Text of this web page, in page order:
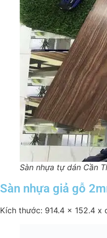
Sàn nhựa tự dán Cần
Sàn nhựa giả gỗ
Kích thước: 914.4 x 152.4 x